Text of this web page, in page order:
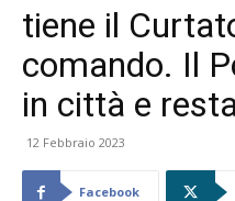
tiene il
comando. Il
in città e
12 Febbraio 2023
Facebook